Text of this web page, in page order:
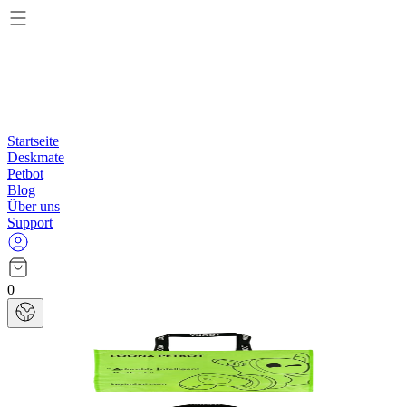
Startseite
Deskmate
Petbot
Blog
Über uns
Support
0